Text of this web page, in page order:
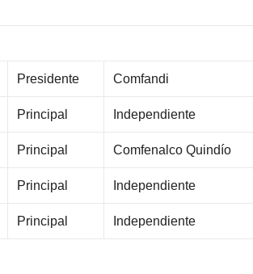
Presidente Comfandi
Principal Independiente
Principal Comfenalco Quindío
Principal Independiente
Principal Independiente